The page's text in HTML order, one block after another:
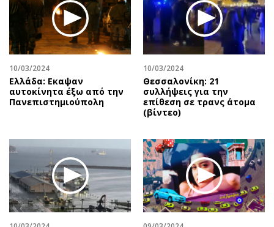
10/03/2024
Ελλάδα: Εκαψαν
αυτοκίνητα έξω από την
Πανεπιστημιούπολη
10/03/2024
Θεσσαλονίκη: 21
συλλήψεις για την
επίθεση σε τρανς άτομα
(βίντεο)